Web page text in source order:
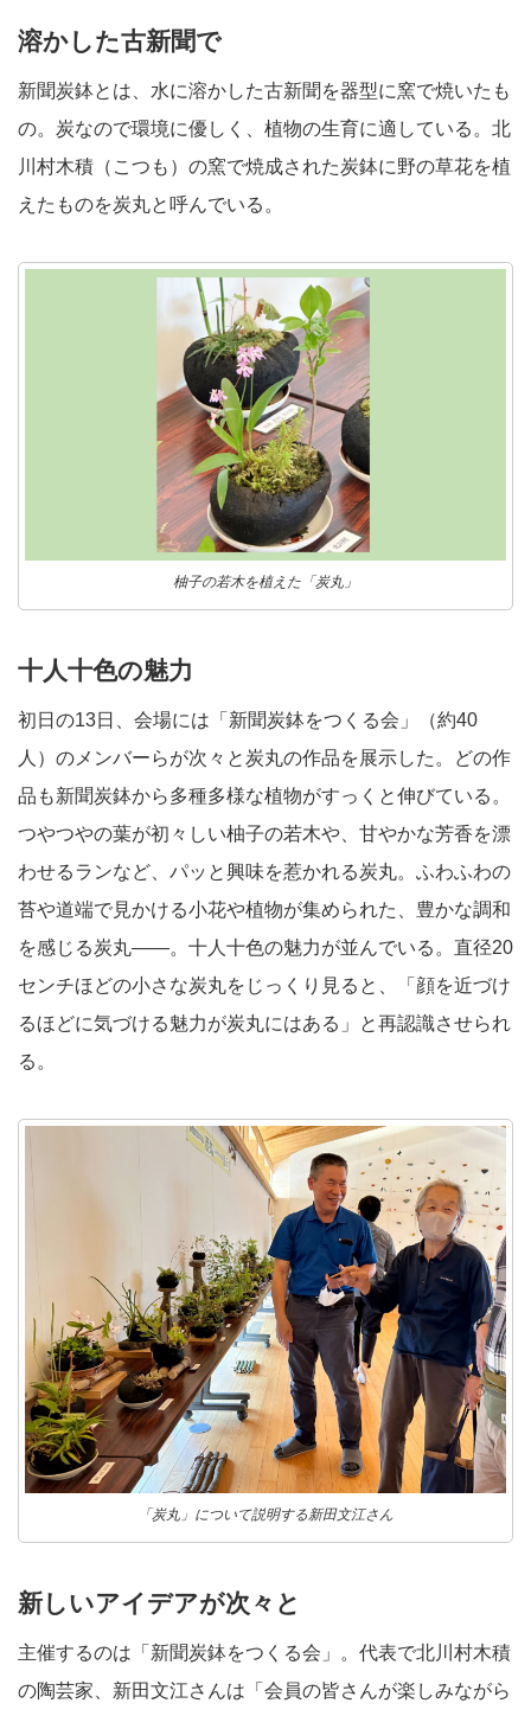
溶かした古新聞で
新聞炭鉢とは、水に溶かした古新聞を器型に窯で焼いたも
の。炭なので環境に優しく、植物の生育に適している。北
川村木積（こつも）の窯で焼成された炭鉢に野の草花を植
えたものを炭丸と呼んでいる。
柚子の若木を植えた「炭丸」
十人十色の魅力
初日の13日、会場には「新聞炭鉢をつくる会」（約40
人）のメンバーらが次々と炭丸の作品を展示した。どの作
品も新聞炭鉢から多種多様な植物がすっくと伸びている。
つやつやの葉が初々しい柚子の若木や、甘やかな芳香を漂
わせるランなど、パッと興味を惹かれる炭丸。ふわふわの
苔や道端で見かける小花や植物が集められた、豊かな調和
を感じる炭丸――。十人十色の魅力が並んでいる。直径20
センチほどの小さな炭丸をじっくり見ると、「顔を近づけ
るほどに気づける魅力が炭丸にはある」と再認識させられ
る。
「炭丸」について説明する新田文江さん
新しいアイデアが次々と
主催するのは「新聞炭鉢をつくる会」。代表で北川村木積
の陶芸家、新田文江さんは「会員の皆さんが楽しみながら